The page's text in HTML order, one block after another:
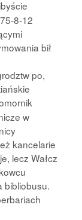
8-12
bił
po,
w
kancelarie
lecz Wałcz
bibliobusu.